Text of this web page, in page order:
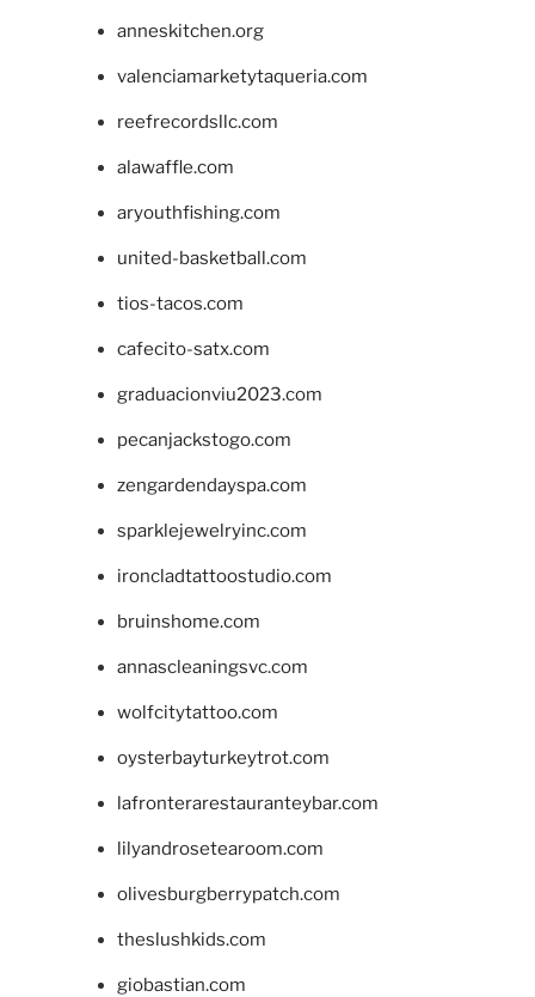
anneskitchen.org
valenciamarketytaqueria.com
reefrecordsllc.com
alawaffle.com
aryouthfishing.com
united-basketball.com
tios-tacos.com
cafecito-satx.com
graduacionviu2023.com
pecanjackstogo.com
zengardendayspa.com
sparklejewelryinc.com
ironcladtattoostudio.com
bruinshome.com
annascleaningsvc.com
wolfcitytattoo.com
oysterbayturkeytrot.com
lafronterarestauranteybar.com
lilyandrosetearoom.com
olivesburgberrypatch.com
theslushkids.com
giobastian.com